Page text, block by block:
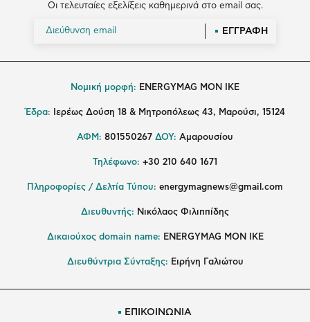
Οι τελευταίες εξελίξεις καθημερινά στο email σας.
ΕΓΓΡΑΦΗ
Νομική μορφή: ENERGYMAG MON IKE
Έδρα: Ιερέως Δούση 18 & Μητροπόλεως 43, Μαρούσι, 15124
ΑΦΜ: 801550267 ΔΟΥ: Αμαρουσίου
Τηλέφωνο: +30 210 640 1671
Πληροφορίες / Δελτία Τύπου: energymagnews@gmail.com
Διευθυντής: Νικόλαος Φιλιππίδης
Δικαιούχος domain name: ENERGYMAG ΜΟΝ ΙΚΕ
Διευθύντρια Σύνταξης: Ειρήνη Γαλιώτου
ΕΠΙΚΟΙΝΩΝΙΑ